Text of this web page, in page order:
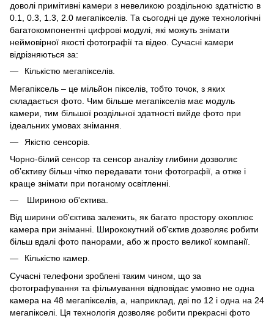
доволі примітивні камери з невеликою роздільною здатністю в
0.1, 0.3, 1.3, 2.0 мегапікселів. Та сьогодні це дуже технологічні
багатокомпонентні цифрові модулі, які можуть знімати
неймовірної якості фотографії та відео. Сучасні камери
відрізняються за:
Кількістю мегапікселів.
Мегапіксель – це мільйон пікселів, тобто точок, з яких
складається фото. Чим більше мегапікселів має модуль
камери, тим більшої роздільної здатності вийде фото при
ідеальних умовах знімання.
Якістю сенсорів.
Чорно-білий сенсор та сенсор аналізу глибини дозволяє
об’єктиву більш чітко передавати тони фотографії, а отже і
краще знімати при поганому освітленні.
Шириною об'єктива.
Від ширини об'єктива залежить, як багато простору охоплює
камера при зніманні. Ширококутний об'єктив дозволяє робити
більш вдалі фото панорами, або ж просто великої компанії.
Кількістю камер.
Сучасні телефони зроблені таким чином, що за
фотографування та фільмування відповідає умовно не одна
камера на 48 мегапікселів, а, наприклад, дві по 12 і одна на 24
мегапікселі. Ця технологія дозволяє робити прекрасні фото